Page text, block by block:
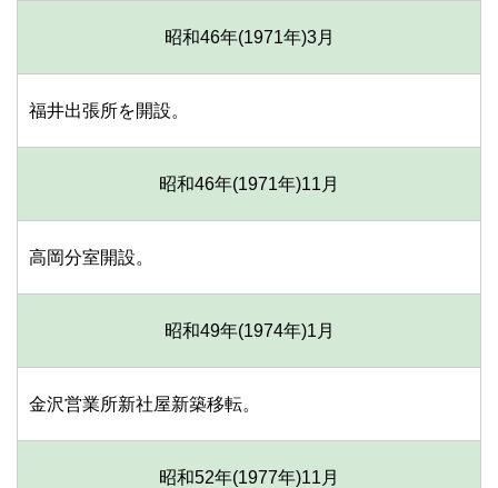
昭和46年(1971年)3月
福井出張所を開設。
昭和46年(1971年)11月
高岡分室開設。
昭和49年(1974年)1月
金沢営業所新社屋新築移転。
昭和52年(1977年)11月